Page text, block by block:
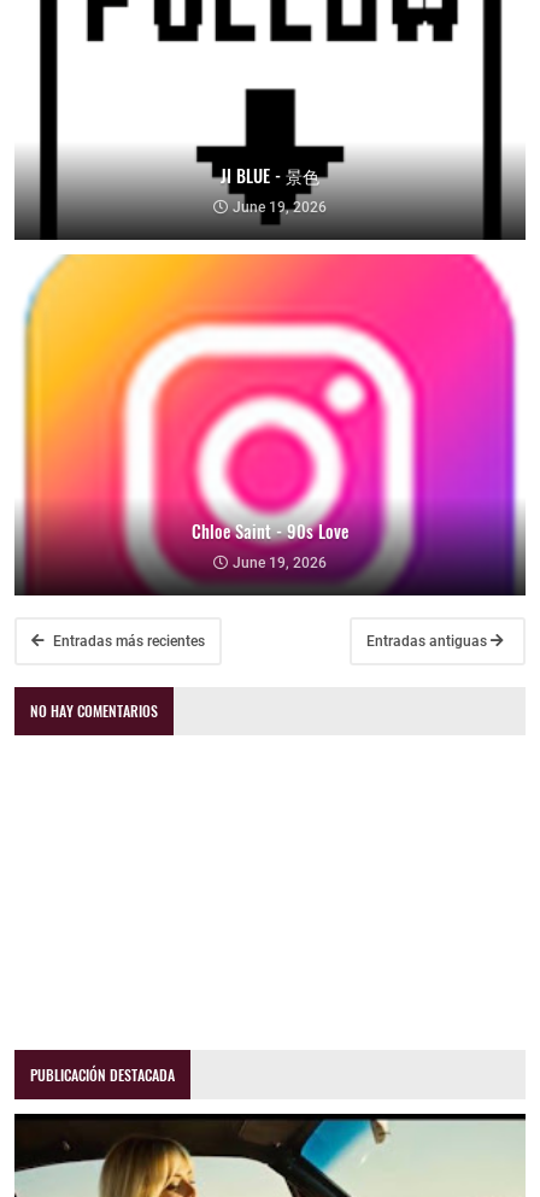
JI BLUE - 景色
June 19, 2026
Chloe Saint - 90s Love
June 19, 2026
Entradas más recientes Entradas antiguas
NO HAY COMENTARIOS
PUBLICACIÓN DESTACADA